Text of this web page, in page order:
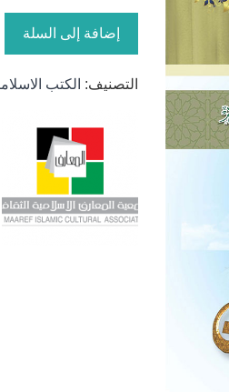
إضافة إلى السلة
التصنيف: الكتب